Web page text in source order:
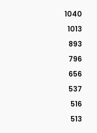
1040
1013
893
796
656
537
516
513